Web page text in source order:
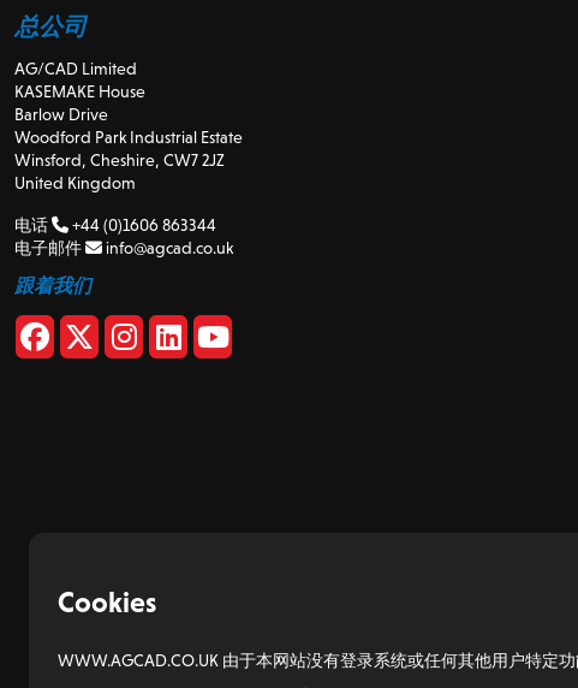
总公司
AG/CAD Limited
KASEMAKE House
Barlow Drive
Woodford Park Industrial Estate
Winsford, Cheshire, CW7 2JZ
United Kingdom
电话
+44 (0)1606 863344
电子邮件
info@agcad.co.uk
跟着我们
Cookies
WWW.AGCAD.CO.UK 由于本网站没有登录系统或任何其他用户特定功